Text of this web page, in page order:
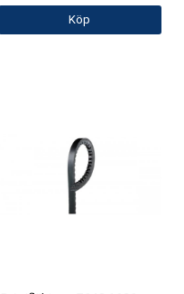
Köp